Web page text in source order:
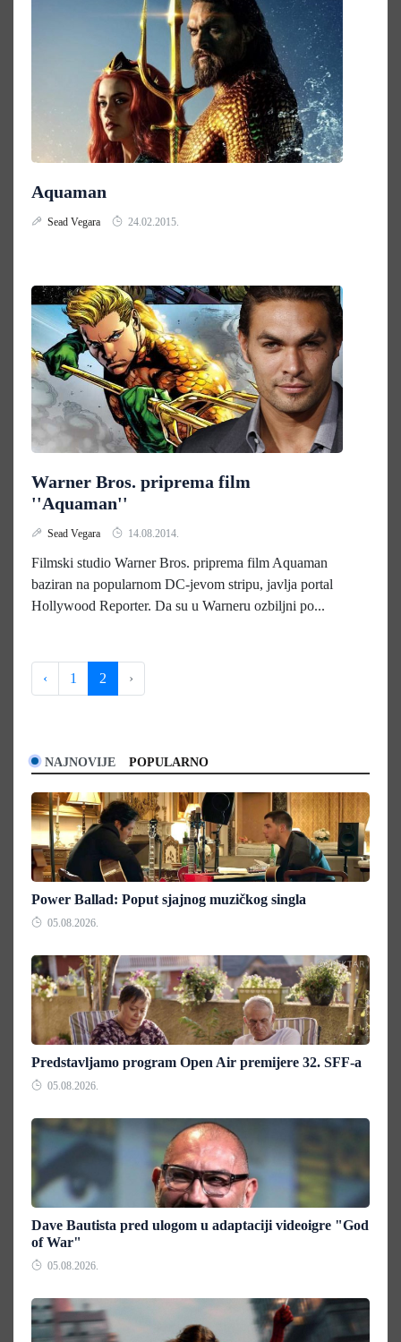
Aquaman
Sead Vegara 24.02.2015.
Warner Bros. priprema film
''Aquaman''
Sead Vegara 14.08.2014.
Filmski studio Warner Bros. priprema film Aquaman
baziran na popularnom DC-jevom stripu, javlja portal
Hollywood Reporter. Da su u Warneru ozbiljni po...
‹ 1 2 ›
NAJNOVIJE POPULARNO
Power Ballad: Poput sjajnog muzičkog singla
05.08.2026.
Predstavljamo program Open Air premijere 32. SFF-a
05.08.2026.
Dave Bautista pred ulogom u adaptaciji videoigre "God
of War"
05.08.2026.